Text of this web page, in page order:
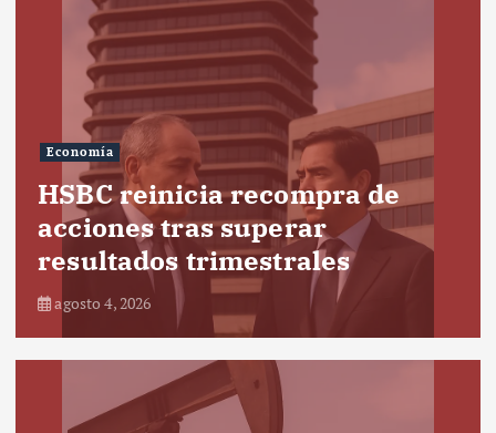
Economía
HSBC reinicia recompra de
acciones tras superar
resultados trimestrales
agosto 4, 2026